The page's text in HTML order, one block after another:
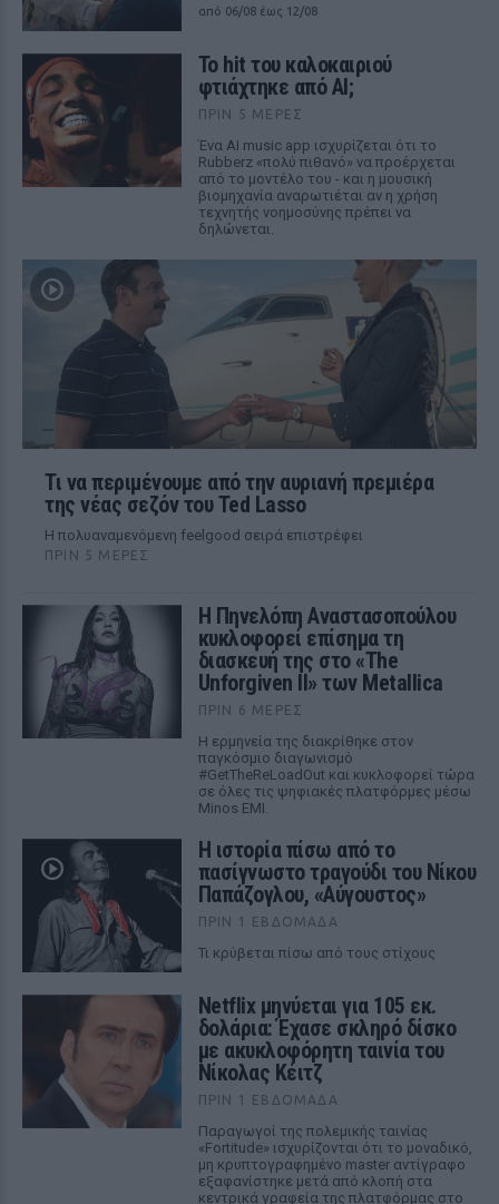
από 06/08 έως 12/08
Το hit του καλοκαιριού
φτιάχτηκε από AI;
ΠΡΙΝ 5 ΜΈΡΕΣ
Ένα AI music app ισχυρίζεται ότι το
Rubberz «πολύ πιθανό» να προέρχεται
από το μοντέλο του - και η μουσική
βιομηχανία αναρωτιέται αν η χρήση
τεχνητής νοημοσύνης πρέπει να
δηλώνεται.
Τι να περιμένουμε από την αυριανή πρεμιέρα
της νέας σεζόν του Ted Lasso
Η πολυαναμενόμενη feelgood σειρά επιστρέφει
ΠΡΙΝ 5 ΜΈΡΕΣ
Η Πηνελόπη Αναστασοπούλου
κυκλοφορεί επίσημα τη
διασκευή της στο «The
Unforgiven II» των Metallica
ΠΡΙΝ 6 ΜΈΡΕΣ
Η ερμηνεία της διακρίθηκε στον
παγκόσμιο διαγωνισμό
#GetTheReLoadOut και κυκλοφορεί τώρα
σε όλες τις ψηφιακές πλατφόρμες μέσω
Minos EMI.
Η ιστορία πίσω από το
πασίγνωστο τραγούδι του Νίκου
Παπάζογλου, «Αύγουστος»
ΠΡΙΝ 1 ΕΒΔΟΜΆΔΑ
Τι κρύβεται πίσω από τους στίχους
Netflix μηνύεται για 105 εκ.
δολάρια: Έχασε σκληρό δίσκο
με ακυκλοφόρητη ταινία του
Νίκολας Κέιτζ
ΠΡΙΝ 1 ΕΒΔΟΜΆΔΑ
Παραγωγοί της πολεμικής ταινίας
«Fortitude» ισχυρίζονται ότι το μοναδικό,
μη κρυπτογραφημένο master αντίγραφο
εξαφανίστηκε μετά από κλοπή στα
κεντρικά γραφεία της πλατφόρμας στο